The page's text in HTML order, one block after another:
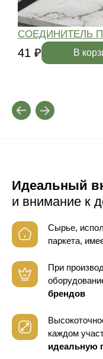
СОЕДИНИТЕЛЬ
41 ₽ В
Идеальный
и внимание к
Сырье,
паркета,
При
брендов
каждом
идеальную